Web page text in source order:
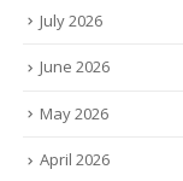
July 2026
June 2026
May 2026
April 2026